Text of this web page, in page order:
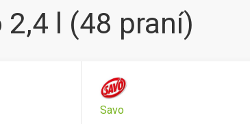
2,4 l (48 praní)
Savo